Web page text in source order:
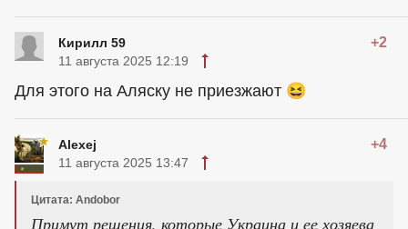
Кирилл 59 +2
11 августа 2025 12:19
Для этого на Аляску не приезжают 😆
Alexej +4
11 августа 2025 13:47
Цитата: Andobor
Примут решения, которые Украина и ее хозяева